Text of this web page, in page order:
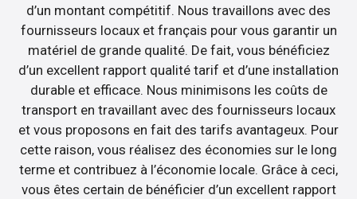
d’un montant compétitif. Nous travaillons avec des
fournisseurs locaux et français pour vous garantir un
matériel de grande qualité. De fait, vous bénéficiez
d’un excellent rapport qualité tarif et d’une installation
durable et efficace. Nous minimisons les coûts de
transport en travaillant avec des fournisseurs locaux
et vous proposons en fait des tarifs avantageux. Pour
cette raison, vous réalisez des économies sur le long
terme et contribuez à l’économie locale. Grâce à ceci,
vous êtes certain de bénéficier d’un excellent rapport